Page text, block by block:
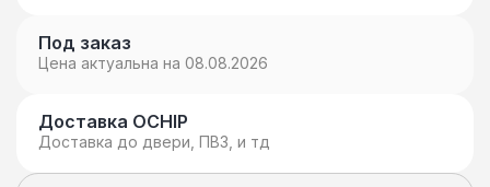
Под заказ
Цена актуальна на 08.08.2026
Доставка OCHIP
Доставка до двери, ПВЗ, и тд